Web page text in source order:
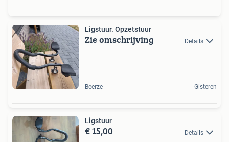
Ligstuur. Opzetstuur
Zie omschrijving Details
Beerze Gisteren
Ligstuur
€ 15,00 Details